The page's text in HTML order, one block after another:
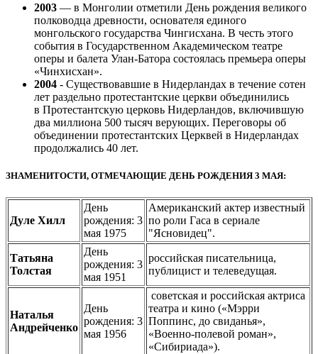
2003 — в Монголии отметили День рождения великого
полководца древности, основателя единого
монгольского государства Чингисхана. В честь этого
события в Государственном Академическом театре
оперы и балета Улан-Батора состоялась премьера оперы
«Чинхисхан».
2004 - Существовавшие в Нидерландах в течение сотен
лет раздельно протестантские церкви объединились
в Протестантскую церковь Нидерландов, включившую
два миллиона 500 тысяч верующих. Переговоры об
объединении протестантских Церквей в Нидерландах
продолжались 40 лет.
ЗНАМЕНИТОСТИ, ОТМЕЧАЮЩИЕ ДЕНЬ РОЖДЕНИЯ 3 МАЯ:
Дуле Хилл
День
рождения: 3
мая 1975
Американский актер известный
по роли Гаса в сериале
"Ясновидец".
Татьяна
Толстая
День
рождения: 3
мая 1951
российская писательница,
публицист и телеведущая.
Наталья
Андрейченко
День
рождения: 3
мая 1956
советская и российская актриса
театра и кино («Мэрри
Поппинс, до свиданья»,
«Военно-полевой роман»,
«Сибириада»).